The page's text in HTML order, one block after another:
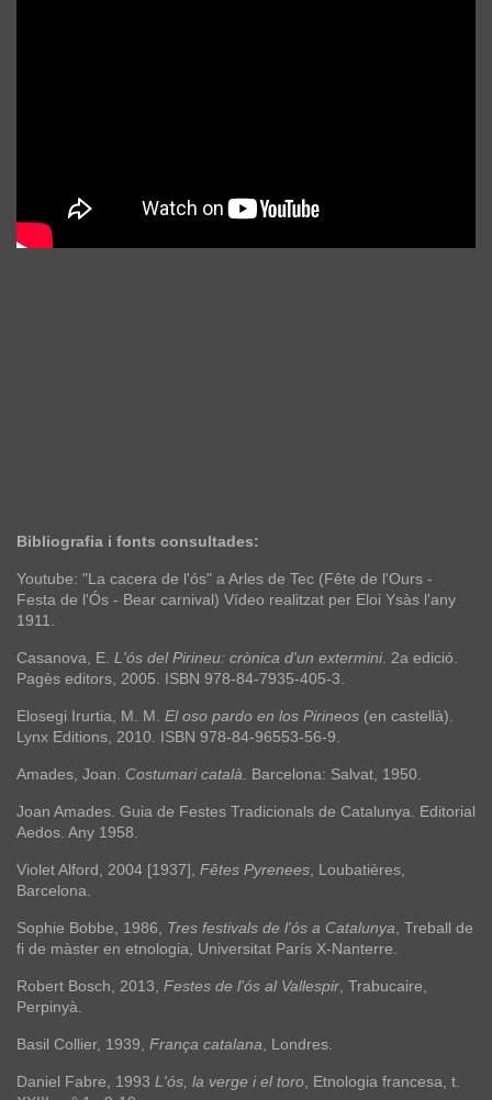
Bibliografia i fonts consultades:
Youtube: "La cacera de l'ós" a Arles de Tec (Fête de l'Ours -
Festa de l'Ós - Bear carnival) Vídeo realitzat per Eloi Ysàs l'any
1911.
Casanova, E. L'ós del Pirineu: crònica d'un extermini. 2a edició.
Pagès editors, 2005. ISBN 978-84-7935-405-3.
Elosegi Irurtia, M. M. El oso pardo en los Pirineos (en castellà).
Lynx Editions, 2010. ISBN 978-84-96553-56-9.
Amades, Joan. Costumari català . Barcelona: Salvat, 1950.
Joan Amades. Guia de Festes Tradicionals de Catalunya. Editorial
Aedos. Any 1958.
Violet Alford, 2004 [1937], Fêtes Pyrenees , Loubatières,
Barcelona.
Sophie Bobbe, 1986, Tres festivals de l'ós a Catalunya , Treball de
fi de màster en etnologia, Universitat París X-Nanterre.
Robert Bosch, 2013, Festes de l'ós al Vallespir , Trabucaire,
Perpinyà.
Basil Collier, 1939, França catalana , Londres.
Daniel Fabre, 1993 L'ós, la verge i el toro , Etnologia francesa, t.